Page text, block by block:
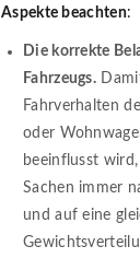
Aspekte beachten:
Die korrekte
Fahrzeugs.
Fahrverhalten
oder
beeinflusst
Sachen immer
und auf eine